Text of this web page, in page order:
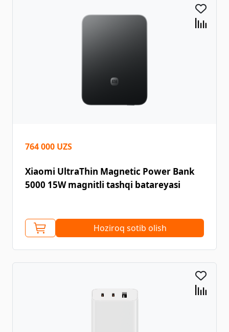
764 000 UZS
Xiaomi UltraThin Magnetic Power Bank
5000 15W magnitli tashqi batareyasi
Hoziroq sotib olish